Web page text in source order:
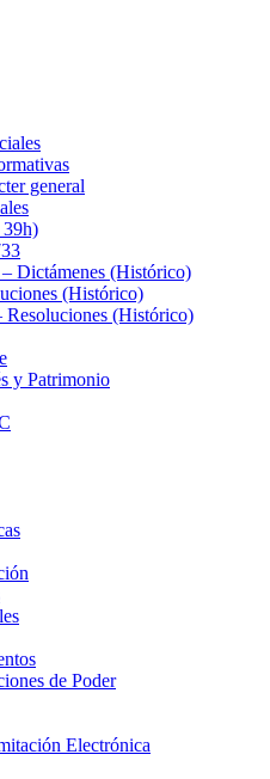
general
Dictámenes (Histórico)
(Histórico)
(Histórico)
y Patrimonio
de Poder
Electrónica